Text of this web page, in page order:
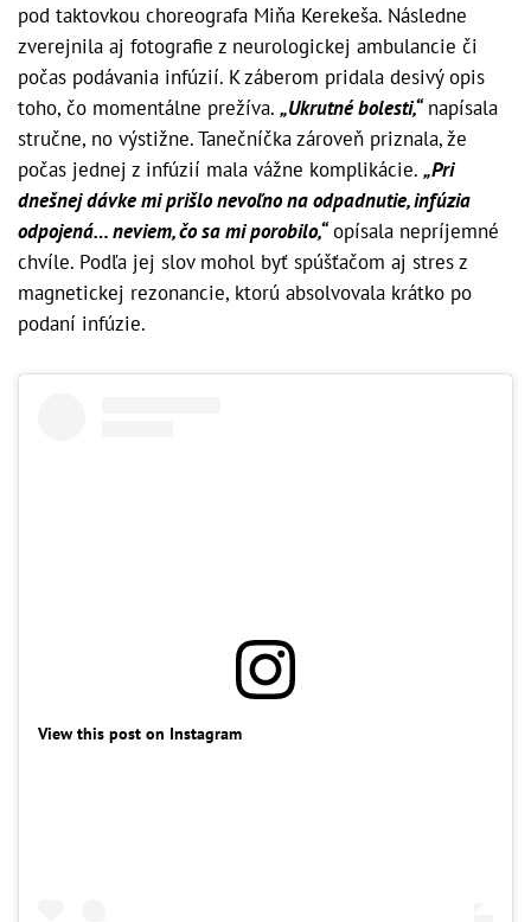
pod taktovkou choreografa Miňa Kerekeša. Následne
zverejnila aj fotografie z neurologickej ambulancie či
počas podávania infúzií. K záberom pridala desivý opis
toho, čo momentálne prežíva. „Ukrutné bolesti,“napísala
stručne, no výstižne. Tanečníčka zároveň priznala, že
počas jednej z infúzií mala vážne komplikácie. „Pri
dnešnej dávke mi prišlo nevoľno na odpadnutie, infúzia
odpojená… neviem, čo sa mi porobilo,“opísala nepríjemné
chvíle. Podľa jej slov mohol byť spúšťačom aj stres z
magnetickej rezonancie, ktorú absolvovala krátko po
podaní infúzie.
View this post on Instagram